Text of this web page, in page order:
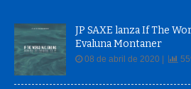
JP SAXE lanza If The
Evaluna Montaner
08 de abril de 2020 |